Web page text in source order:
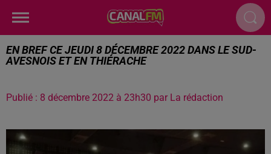
EN BREF CE JEUDI 8 DÉCEMBRE 2022 DANS LE SUD-
AVESNOIS ET EN THIÉRACHE
Publié : 8 décembre 2022 à 23h30 par La rédaction